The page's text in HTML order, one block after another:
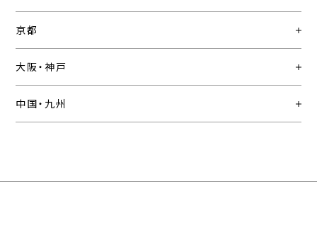
京都
大阪・神戸
中国・九州